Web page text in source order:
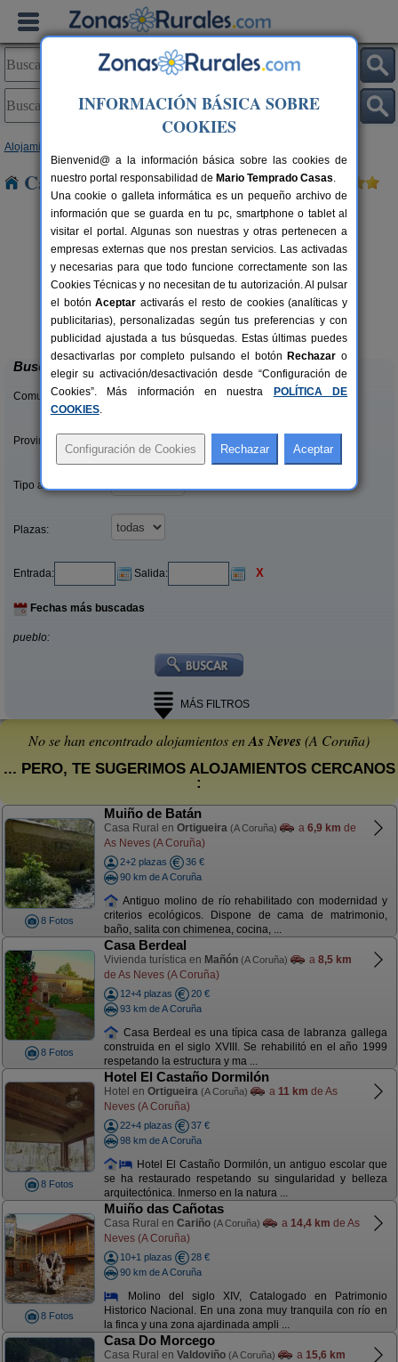
Alojamientos
Casas Rurales cerca de As Neves
3-4+2 pers.
desde28 €
Casa Reboredo 33
Boiro (A Coruña)
Buscar
Comunidades:
Provincias/Islas:
Tipo alquiler:
Plazas:
Entrada: Salida: X
Fechas más buscadas
pueblo:
MÁS FILTROS
No se han encontrado alojamientos enAs Neves(A Coruña)
... PERO, TE SUGERIMOS ALOJAMIENTOS CERCANOS
:
8 Fotos
Muiño de Batán
Casa Rural en Ortigueira (A Coruña) a 6,9 km de
As Neves (A Coruña)
2+2 plazas
36 €
90 km de A Coruña
Antiguo molino de río rehabilitado con modernidad y
criterios ecológicos. Dispone de cama de matrimonio,
baño, salita con chimenea, cocina, ...
8 Fotos
Casa Berdeal
Vivienda turística en Mañón (A Coruña) a 8,5 km
de As Neves (A Coruña)
12+4 plazas
20 €
93 km de A Coruña
Casa Berdeal es una típica casa de labranza gallega
construida en el siglo XVIII. Se rehabilitó en el año 1999
respetando la estructura y ma ...
8 Fotos
Hotel El Castaño Dormilón
Hotel en Ortigueira (A Coruña) a 11 km de As
Neves (A Coruña)
22+4 plazas
37 €
98 km de A Coruña
Hotel El Castaño Dormilón, un antiguo escolar que
se ha restaurado respetando su singularidad y belleza
arquitectónica. Inmerso en la natura ...
8 Fotos
Muiño das Cañotas
Casa Rural en Cariño (A Coruña) a 14,4 km de As
Neves (A Coruña)
10+1 plazas
28 €
90 km de A Coruña
Molino del siglo XIV, Catalogado en Patrimonio
Historico Nacional. En una zona muy tranquila con río en
la finca y una zona ajardinada ampli ...
Casa Do Morcego
Casa Rural en Valdoviño (A Coruña) a 15,6 km
INFORMACIÓN BÁSICA SOBRE
COOKIES
Bienvenid@ a la información básica sobre las cookies de
nuestro portal responsabilidad de Mario Temprado Casas.
Una cookie o galleta informática es un pequeño archivo de
información que se guarda en tu pc, smartphone o tablet al
visitar el portal. Algunas son nuestras y otras pertenecen a
empresas externas que nos prestan servicios. Las activadas
y necesarias para que todo funcione correctamente son las
Cookies Técnicas y no necesitan de tu autorización. Al pulsar
el botónAceptar activarás el resto de cookies (analíticas y
publicitarias), personalizadas según tus preferencias y con
publicidad ajustada a tus búsquedas. Estas últimas puedes
desactivarlas por completo pulsando el botón Rechazar o
elegir su activación/desactivación desde “Configuración de
Cookies”. Más información en nuestra
POLÍTICA DE
COOKIES.